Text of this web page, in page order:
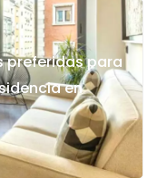
preferidas para
en